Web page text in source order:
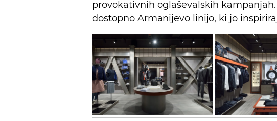
provokativnih oglaševalskih
dostopno Armanijevo linijo, ki jo